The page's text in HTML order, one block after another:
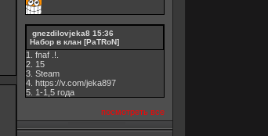
gnezdilovjeka8 15:36
Набор в клан [PaTRoN]
1. fnaf .!.
2. 15
3. Steam
4. https://v.com/jeka897
5. 1-1,5 годa
посмотреть все